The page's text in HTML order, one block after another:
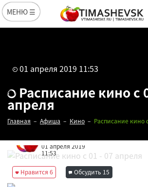
МЕНЮ ☰
01 апреля 2019 11:53
Расписание кино с
апреля
Главная Афиша Кино Расписание кино
Редакция
01 апреля 2019
11:53
Нравится 6 Обсудить 15